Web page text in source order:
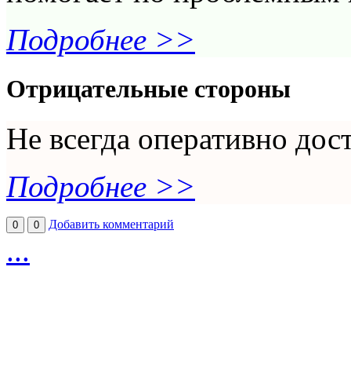
Подробнее >>
Отрицательные стороны
Не всегда оперативно
Подробнее >>
0 0 Добавить комментарий
...